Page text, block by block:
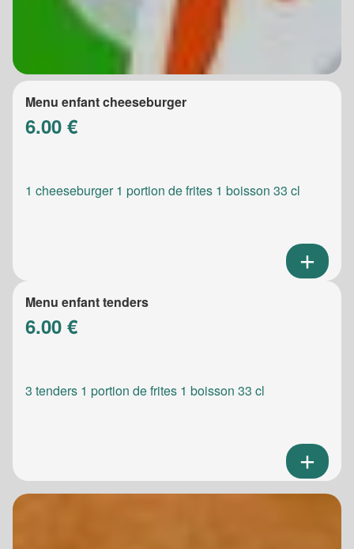
Menu enfant cheeseburger
6.00 €
1 cheeseburger 1 portion de frites 1 boisson 33 cl
Menu enfant tenders
6.00 €
3 tenders 1 portion de frites 1 boisson 33 cl